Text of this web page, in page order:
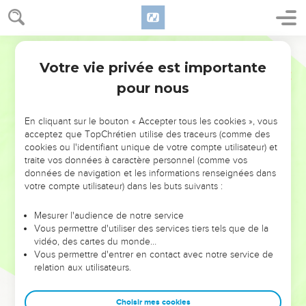
NE MANQUEZ PAS L’ÉVÉNEMENT
DE L’ANNÉE !
ET SI LEURS ERREURS POUVAIENT VOUS ÉVITER LES
VOTRES ?
leur foi ou leur vision. Mais on voit moins les doutes, les erreurs
et les saisons difficiles qu'ils ont traversés, alors même que ce
sont elles qui les ont façonnés.
Dans cette conférence, leaders, entrepreneurs, et responsables
clés pour avancer avec plus de sagesse afin que leurs erreurs
Votre vie privée est importante
pour nous
En cliquant sur le bouton « Accepter tous les cookies », vous
acceptez que TopChrétien utilise des traceurs (comme des
cookies ou l'identifiant unique de votre compte utilisateur) et
traite vos données à caractère personnel (comme vos
données de navigation et les informations renseignées dans
votre compte utilisateur) dans les buts suivants :
Mesurer l'audience de notre service
Vous permettre d'utiliser des services tiers tels que de la
vidéo, des cartes du monde…
Vous permettre d'entrer en contact avec notre service de
relation aux utilisateurs.
Choisir mes cookies